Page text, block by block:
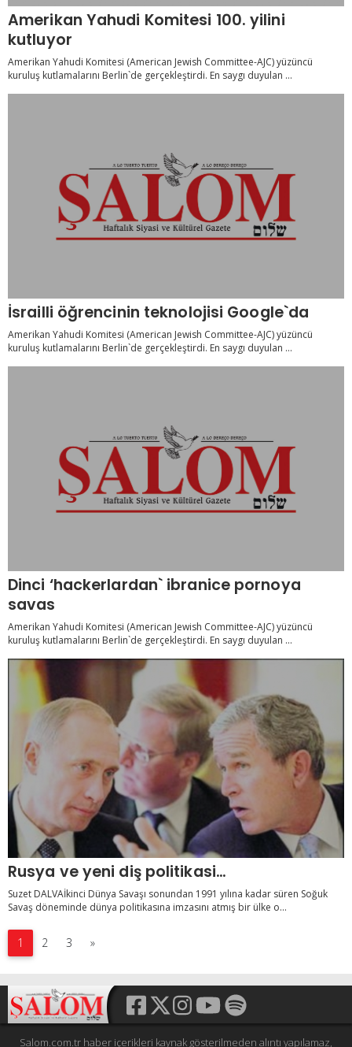
Amerikan Yahudi Komitesi 100. yilini
kutluyor
Amerikan Yahudi Komitesi (American Jewish Committee-AJC) yüzüncü
kuruluş kutlamalarını Berlin`de gerçekleştirdi. En saygı duyulan ...
İsrailli öğrencinin teknolojisi Google`da
Amerikan Yahudi Komitesi (American Jewish Committee-AJC) yüzüncü
kuruluş kutlamalarını Berlin`de gerçekleştirdi. En saygı duyulan ...
Dinci ‘hackerlardan` ibranice pornoya
savas
Amerikan Yahudi Komitesi (American Jewish Committee-AJC) yüzüncü
kuruluş kutlamalarını Berlin`de gerçekleştirdi. En saygı duyulan ...
Rusya ve yeni diş politikasi…
Suzet DALVAİkinci Dünya Savaşı sonundan 1991 yılına kadar süren Soğuk
Savaş döneminde dünya politikasına imzasını atmış bir ülke o...
1 2 3 »
Salom.com.tr haber içerikleri kaynak gösterilmeden alıntı yapılamaz,